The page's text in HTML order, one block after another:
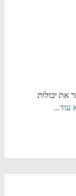
את יכולות
עוד...